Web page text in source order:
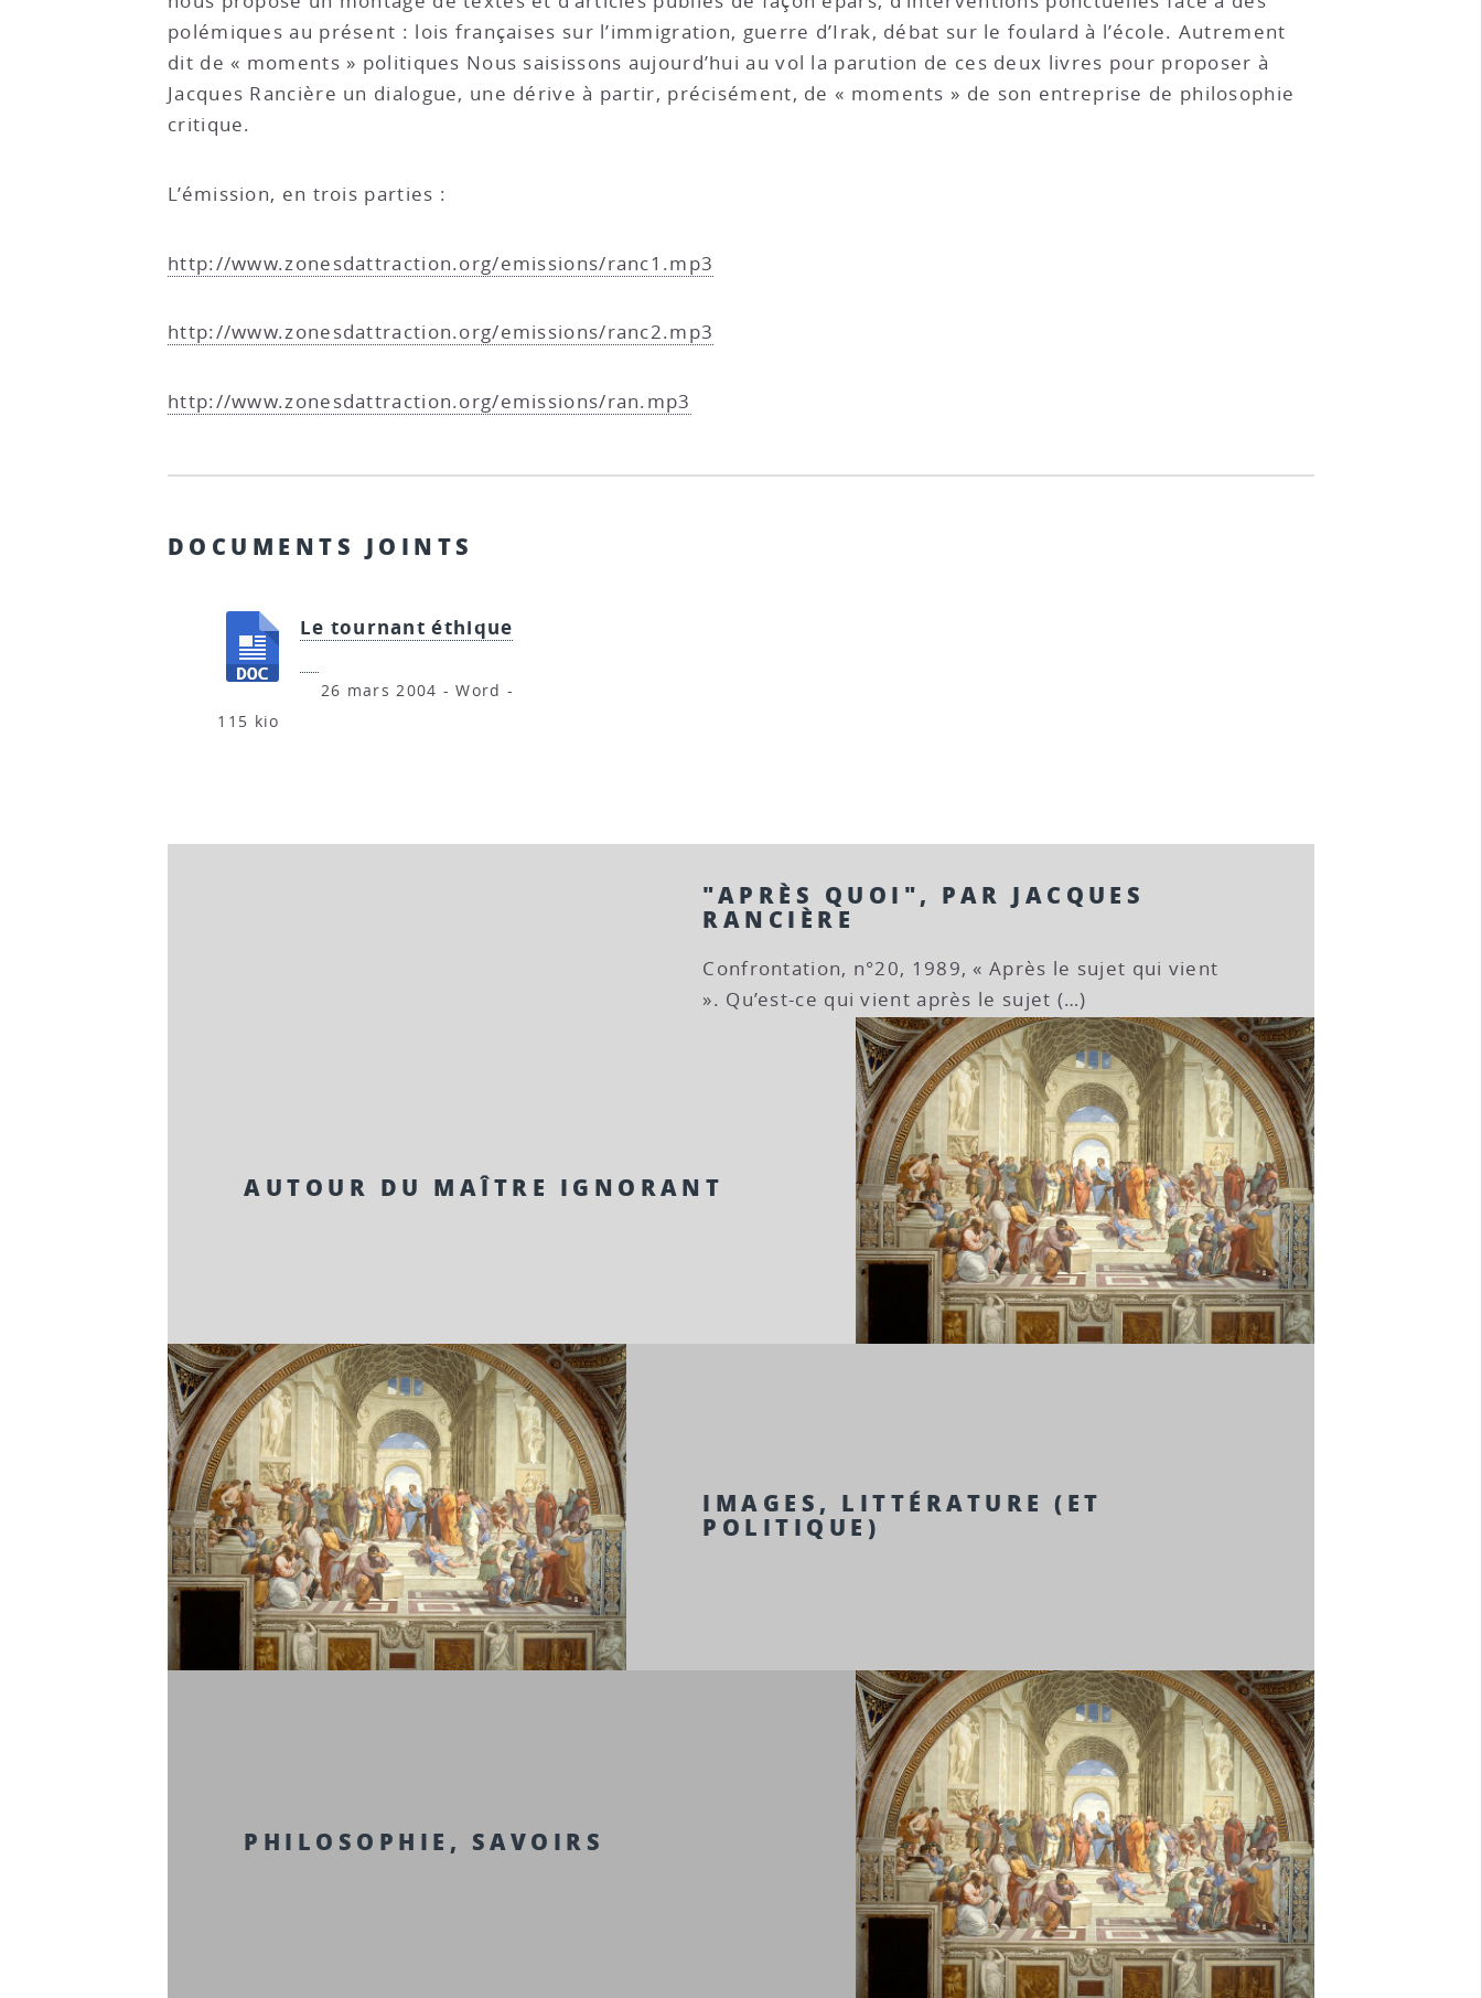
polémiques au présent : lois françaises sur l’immigration, guerre d’Irak, débat sur le foulard à l’école. Autrement
dit de « moments » politiques Nous saisissons aujourd’hui au vol la parution de ces deux livres pour proposer à
Jacques Rancière un dialogue, une dérive à partir, précisément, de « moments » de son entreprise de philosophie
critique.
L’émission, en trois parties :
http://www.zonesdattraction.org/emissions/ranc1.mp3
http://www.zonesdattraction.org/emissions/ranc2.mp3
http://www.zonesdattraction.org/emissions/ran.mp3
DOCUMENTS JOINTS
Le tournant éthique
26 mars 2004 -Word -
115 kio
"APRÈS QUOI", PAR JACQUES
RANCIÈRE
Confrontation, n°20, 1989, « Après le sujet qui vient
». Qu’est-ce qui vient après le sujet (…)
AUTOUR DU MAÎTRE IGNORANT
IMAGES, LITTÉRATURE (ET
POLITIQUE)
PHILOSOPHIE, SAVOIRS